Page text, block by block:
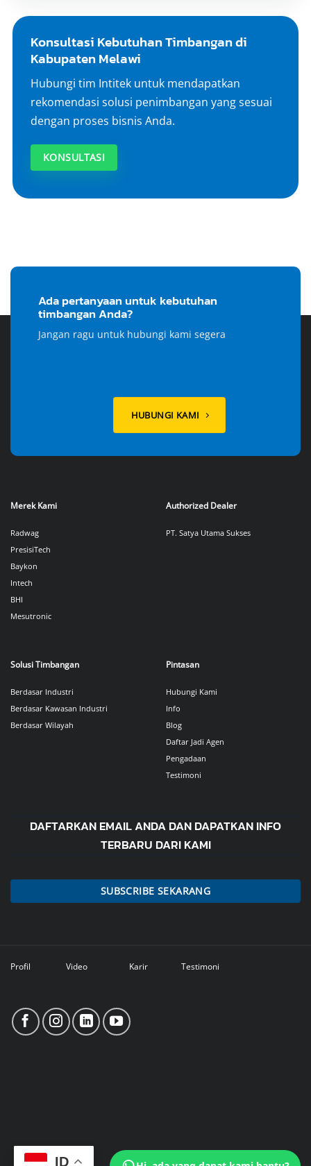
Konsultasi Kebutuhan Timbangan di
Kabupaten Melawi
Hubungi tim Intitek untuk mendapatkan
rekomendasi solusi penimbangan yang sesuai
dengan proses bisnis Anda.
KONSULTASI
Ada pertanyaan untuk kebutuhan
timbangan Anda?
Jangan ragu untuk hubungi kami segera
HUBUNGI KAMI
Merek Kami
Radwag
PresisiTech
Baykon
Intech
BHI
Mesutronic
Authorized Dealer
PT. Satya Utama Sukses
Solusi Timbangan
Berdasar Industri
Berdasar Kawasan Industri
Berdasar Wilayah
Pintasan
Hubungi Kami
Info
Blog
Daftar Jadi Agen
Pengadaan
Testimoni
DAFTARKAN EMAIL ANDA DAN DAPATKAN INFO
TERBARU DARI KAMI
SUBSCRIBE SEKARANG
Profil Video Karir Testimoni
ID